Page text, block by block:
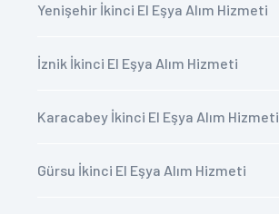
Yenişehir İkinci El Eşya Alım Hizmeti
İznik İkinci El Eşya Alım Hizmeti
Karacabey İkinci El Eşya Alım Hizmeti
Gürsu İkinci El Eşya Alım Hizmeti